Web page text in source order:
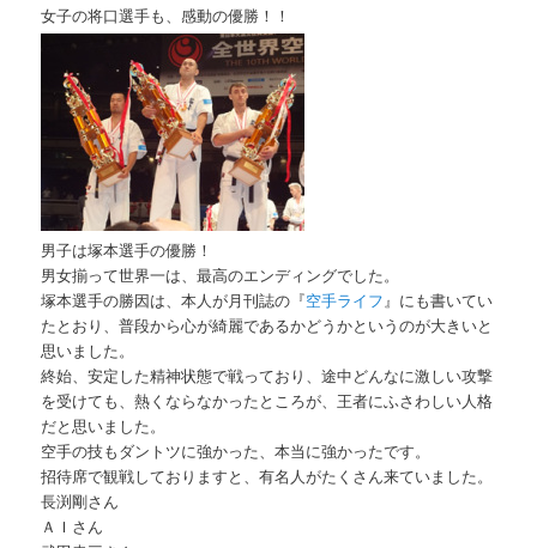
女子の将口選手も、感動の優勝！！
男子は塚本選手の優勝！
男女揃って世界一は、最高のエンディングでした。
塚本選手の勝因は、本人が月刊誌の『空手ライフ』にも書いてい
たとおり、普段から心が綺麗であるかどうかというのが大きいと
思いました。
終始、安定した精神状態で戦っており、途中どんなに激しい攻撃
を受けても、熱くならなかったところが、王者にふさわしい人格
だと思いました。
空手の技もダントツに強かった、本当に強かったです。
招待席で観戦しておりますと、有名人がたくさん来ていました。
長渕剛さん
ＡＩさん